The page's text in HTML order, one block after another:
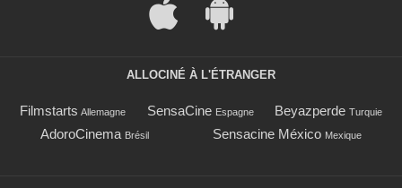
ALLOCINÉ À L'ÉTRANGER
Filmstarts Allemagne SensaCine Espagne Beyazperde Turquie
AdoroCinema Brésil Sensacine México Mexique